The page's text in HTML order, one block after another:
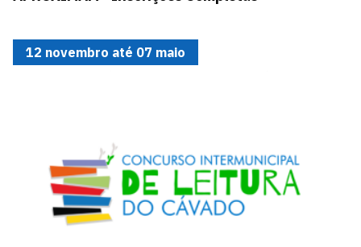
12 novembro até 07 maio